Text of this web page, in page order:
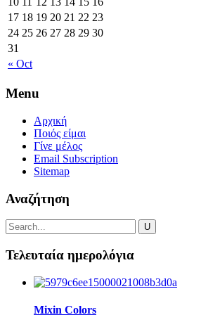
« Oct
17 18 19 20 21 22 23
24 25 26 27 28 29 30
31
Menu
Αρχική
Ποιός είμαι
Γίνε μέλος
Email Subscription
Sitemap
Αναζήτηση
Τελευταία ημερολόγια
Mixin Colors